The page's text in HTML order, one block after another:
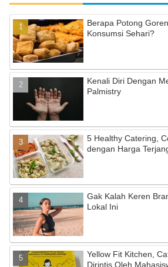
Berapa Potong
Konsumsi Sehari?
Kenali Diri Dengan
Palmistry
5 Healthy Catering,
dengan Harga
Gak Kalah Keren
Lokal Ini
Yellow Fit Kitchen,
Dirintis Oleh